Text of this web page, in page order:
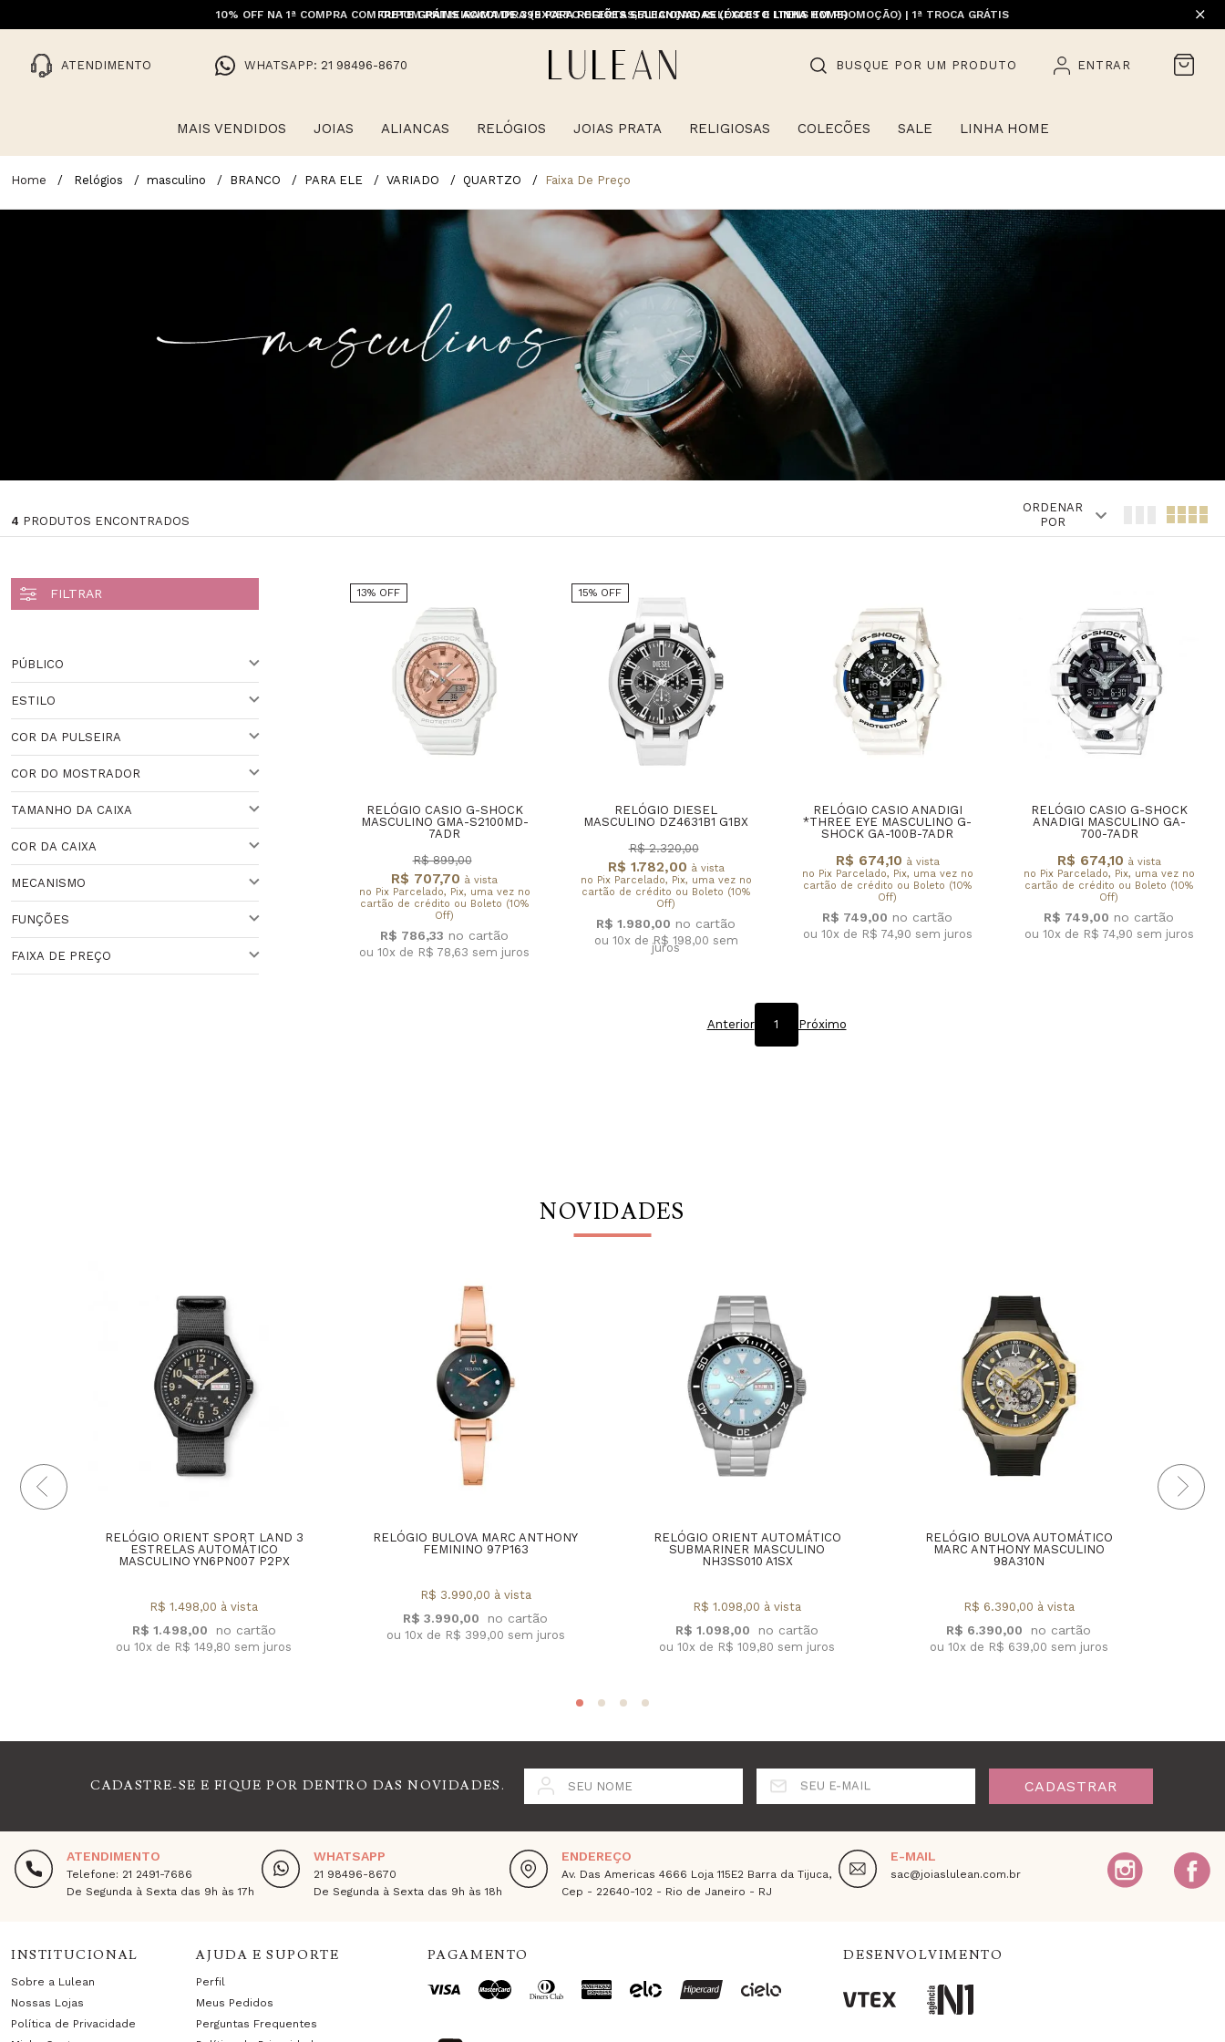
10% OFF NA 1ª COMPRA COM CUPOM PRIMEIRACOMPRA (EXCETO OFERTAS, ALIANÇAS, RELÓGIOS E ITENS EM PROMOÇÃO) | 1ª TROCA GRÁTIS
FRETE GRÁTIS ACIMA DE 399 PARA REGIÕES SELECIONADAS (EXCETO LINHA HOME)
ATENDIMENTO WHATSAPP: 21 98496-8670 BUSQUE POR UM PRODUTO ENTRAR
MAIS VENDIDOS JOIAS ALIANCAS RELÓGIOS JOIAS PRATA RELIGIOSAS COLECÕES SALE LINHA HOME
Relógios masculino BRANCO PARA ELE VARIADO QUARTZO Faixa De Preço
4 PRODUTOS ENCONTRADOS
ORDENAR
POR
PÚBLICO
ESTILO
COR DA PULSEIRA
COR DO MOSTRADOR
TAMANHO DA CAIXA
COR DA CAIXA
MECANISMO
QUARTZO
FUNÇÕES
CRONÔMETRO
FAIXA DE PREÇO
13% OFF
RELÓGIO CASIO G-SHOCK
MASCULINO GMA-S2100MD-
7ADR
R$ 707,70 à vista
no Pix Parcelado, Pix, uma vez no
cartão de crédito ou Boleto (10%
Off)
R$ 899,00
R$ 786,33
ou 10x de R$ 78,63 sem juros
15% OFF
RELÓGIO DIESEL
MASCULINO DZ4631B1 G1BX
R$ 1.782,00 à vista
no Pix Parcelado, Pix, uma vez no
cartão de crédito ou Boleto (10%
Off)
R$ 2.320,00
R$ 1.980,00
ou 10x de R$ 198,00 sem
juros
RELÓGIO CASIO ANADIGI
*THREE EYE MASCULINO G-
SHOCK GA-100B-7ADR
R$ 674,10 à vista
no Pix Parcelado, Pix, uma vez no
cartão de crédito ou Boleto (10%
Off)
R$ 749,00
ou 10x de R$ 74,90 sem juros
RELÓGIO CASIO G-SHOCK
ANADIGI MASCULINO GA-
700-7ADR
R$ 674,10 à vista
no Pix Parcelado, Pix, uma vez no
cartão de crédito ou Boleto (10%
Off)
R$ 749,00
ou 10x de R$ 74,90 sem juros
Anterior 1 Próximo
NOVIDADES
RELÓGIO ORIENT SPORT LAND 3
ESTRELAS AUTOMÁTICO
MASCULINO YN6PN007 P2PX
R$ 1.498,00
R$ 1.498,00 à vista
ou 10x de R$ 149,80 sem juros
RELÓGIO BULOVA MARC ANTHONY
FEMININO 97P163
R$ 3.990,00
R$ 3.990,00 à vista
ou 10x de R$ 399,00 sem juros
RELÓGIO ORIENT AUTOMÁTICO
SUBMARINER MASCULINO
NH3SS010 A1SX
R$ 1.098,00
R$ 1.098,00 à vista
ou 10x de R$ 109,80 sem juros
RELÓGIO BULOVA AUTOMÁTICO
MARC ANTHONY MASCULINO
98A310N
R$ 6.390,00
R$ 6.390,00 à vista
ou 10x de R$ 639,00 sem juros
CADASTRE-SE E FIQUE POR DENTRO DAS NOVIDADES. SEU NOME SEU E-MAIL CADASTRAR
ATENDIMENTO
Telefone: 21 2491-7686
De Segunda à Sexta das 9h às 17h
WHATSAPP
21 98496-8670
De Segunda à Sexta das 9h às 18h
ENDEREÇO
Av. Das Americas 4666 Loja 115E2 Barra da Tijuca,
Cep - 22640-102 - Rio de Janeiro - RJ
E-MAIL
sac@joiaslulean.com.br
INSTITUCIONAL
Sobre a Lulean
Nossas Lojas
Política de Privacidade
AJUDA E SUPORTE
Perfil
Meus Pedidos
Perguntas Frequentes
PAGAMENTO DESENVOLVIMENTO